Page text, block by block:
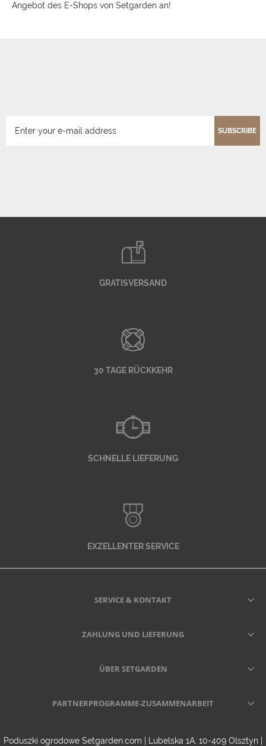
Angebot des E-Shops von Setgarden an!
SUBSCRIBE
GRATISVERSAND
30 TAGE RÜCKKEHR
SCHNELLE LIEFERUNG
EXZELLENTER SERVICE
SERVICE & KONTAKT
ZAHLUNG UND LIEFERUNG
ÜBER SETGARDEN
PARTNERPROGRAMME-ZUSAMMENARBEIT
Poduszki ogrodowe Setgarden.com | Lubelska 1A, 10-409 Olsztyn |